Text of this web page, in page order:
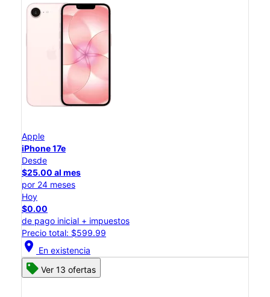
Apple
iPhone 17e
Desde
$25.00 al mes
por 24 meses
Hoy
$0.00
de pago inicial + impuestos
Precio total: $599.99
location_on En existencia
Ver 13 ofertas